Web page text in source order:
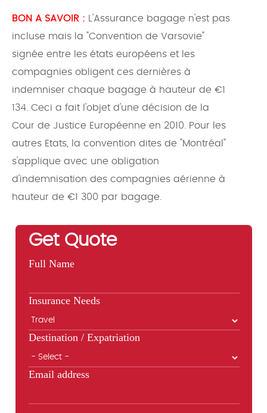
BON A SAVOIR : L'Assurance bagage n'est pas
incluse mais la "Convention de Varsovie"
signée entre les états européens et les
compagnies obligent ces dernières à
indemniser chaque bagage à hauteur de €1
134. Ceci a fait l'objet d'une décision de la
Cour de Justice Européenne en 2010. Pour les
autres Etats, la convention dites de "Montréal"
s'applique avec une obligation
d'indemnisation des compagnies aérienne à
hauteur de €1 300 par bagage.
Get Quote
Full Name
Insurance Needs
Destination / Expatriation
Email address